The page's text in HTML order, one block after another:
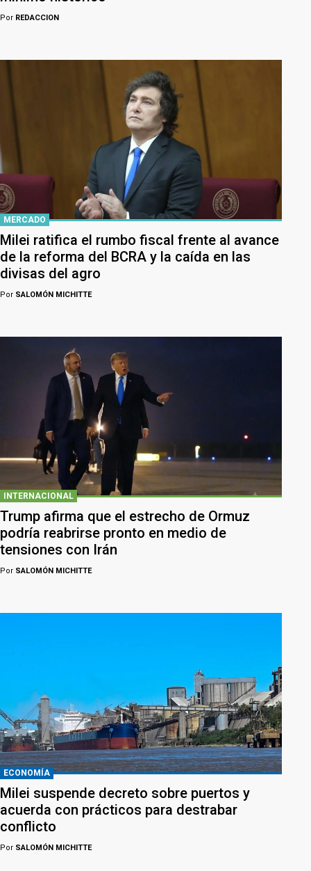
Por REDACCION
MERCADO
Milei ratifica el rumbo fiscal frente al avance
de la reforma del BCRA y la caída en las
divisas del agro
Por SALOMÓN MICHITTE
INTERNACIONAL
Trump afirma que el estrecho de Ormuz
podría reabrirse pronto en medio de
tensiones con Irán
Por SALOMÓN MICHITTE
ECONOMÍA
Milei suspende decreto sobre puertos y
acuerda con prácticos para destrabar
conflicto
Por SALOMÓN MICHITTE